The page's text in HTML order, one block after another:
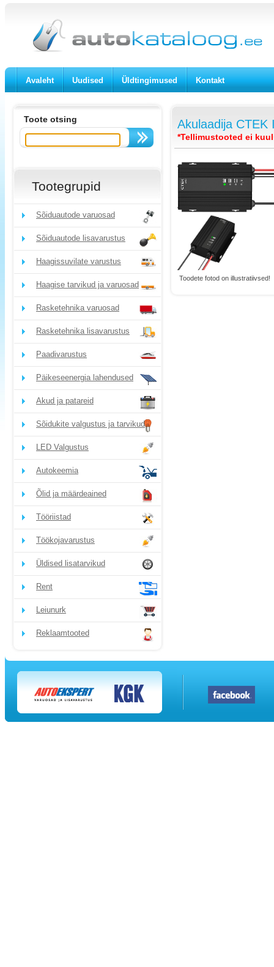
Avaleht Uudised Üldtingimused Kontakt
Toote otsing
Tootegrupid
Sõiduautode varuosad
Sõiduautode lisavarustus
Haagissuvilate varustus
Haagise tarvikud ja varuosad
Rasketehnika varuosad
Rasketehnika lisavarustus
Paadivarustus
Päikeseenergia lahendused
Akud ja patareid
Sõidukite valgustus ja tarvikud
LED Valgustus
Autokeemia
Õlid ja määrdeained
Tööriistad
Töökojavarustus
Üldised lisatarvikud
Rent
Leiunurk
Reklaamtooted
Akulaadija CTEK
*Tellimustooted ei
Toodete fotod on illustratiivsed!